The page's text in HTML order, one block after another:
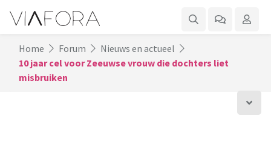
Home Forum
Nieuws en actueel
10 jaar cel voor Zeeuwse vrouw die dochters liet
misbruiken